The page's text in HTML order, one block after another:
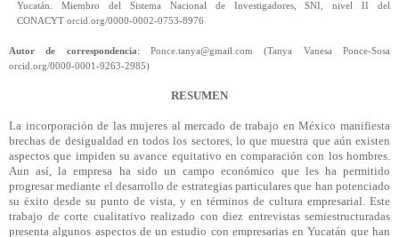
Yucatán. Miembro del Sistema Nacional de Investigadores, SNI, nivel II del
CONACYTorcid.org/0000-0002-0753-8976
Autor de correspondencia: Ponce.tanya@gmail.com (Tanya Vanesa Ponce-Sosa
orcid.org/0000-0001-9263-2985)
RESUMEN
La incorporación de las mujeres al mercado de trabajo en México manifiesta
brechas de desigualdad en todos los sectores, lo que muestra que aún existen
aspectos que impiden su avance equitativo en comparación con los hombres.
Aun así, la empresa ha sido un campo económico que les ha permitido
progresar mediante el desarrollo de estrategias particulares que han potenciado
su éxito desde su punto de vista, y en términos de cultura empresarial. Este
trabajo de corte cualitativo realizado con diez entrevistas semiestructuradas
presenta algunos aspectos de un estudio con empresarias en Yucatán que han